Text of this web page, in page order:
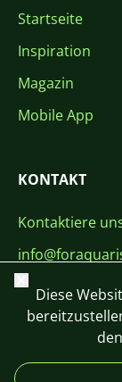
Startseite
Inspiration
Magazin
Mobile App
KONTAKT
Kontaktiere
+420 603 449 602
Schließen
Diese